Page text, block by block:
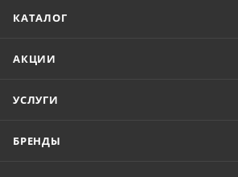
КАТАЛОГ
АКЦИИ
УСЛУГИ
БРЕНДЫ